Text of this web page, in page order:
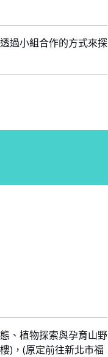
過小組合作的方式來探
、植物探索與孕育山野
)，(原定前往新北市福